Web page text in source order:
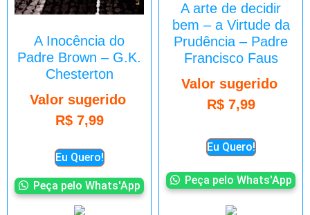
A Inocência do
Padre Brown – G.K.
Chesterton
Valor sugerido
R$7,99
Eu Quero!
Peça pelo Whats'App
A arte de decidir
bem – a Virtude da
Prudência – Padre
Francisco Faus
Valor sugerido
R$7,99
Eu Quero!
Peça pelo Whats'App